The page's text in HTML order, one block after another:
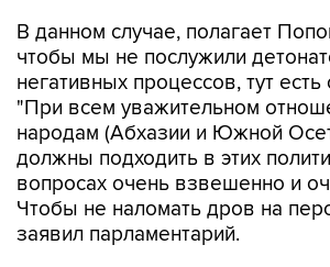
В данном случае, полагает
чтобы мы не послужили
негативных процессов, тут есть
"При всем уважительном
народам (Абхазии и Южной
должны подходить в этих
вопросах очень взвешенно и
Чтобы не наломать дров на
заявил парламентарий.